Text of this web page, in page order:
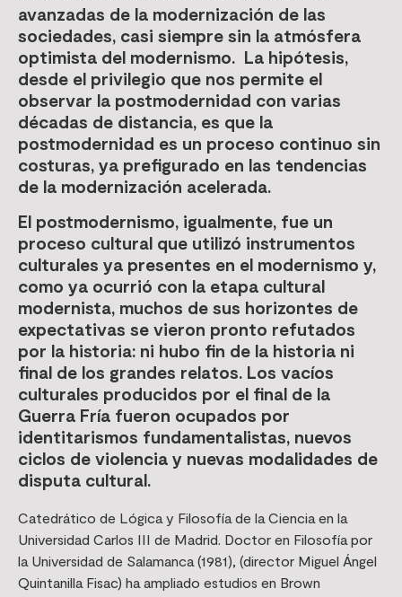
avanzadas de la modernización de las
sociedades, casi siempre sin la atmósfera
optimista del modernismo. La hipótesis,
desde el privilegio que nos permite el
observar la postmodernidad con varias
décadas de distancia, es que la
postmodernidad es un proceso continuo sin
costuras, ya prefigurado en las tendencias
de la modernización acelerada.
El postmodernismo, igualmente, fue un
proceso cultural que utilizó instrumentos
culturales ya presentes en el modernismo y,
como ya ocurrió con la etapa cultural
modernista, muchos de sus horizontes de
expectativas se vieron pronto refutados
por la historia: ni hubo fin de la historia ni
final de los grandes relatos. Los vacíos
culturales producidos por el final de la
Guerra Fría fueron ocupados por
identitarismos fundamentalistas, nuevos
ciclos de violencia y nuevas modalidades de
disputa cultural.
Catedrático de Lógica y Filosofía de la Ciencia en la
Universidad Carlos III de Madrid. Doctor en Filosofía por
la Universidad de Salamanca (1981), (director Miguel Ángel
Quintanilla Fisac) ha ampliado estudios en Brown